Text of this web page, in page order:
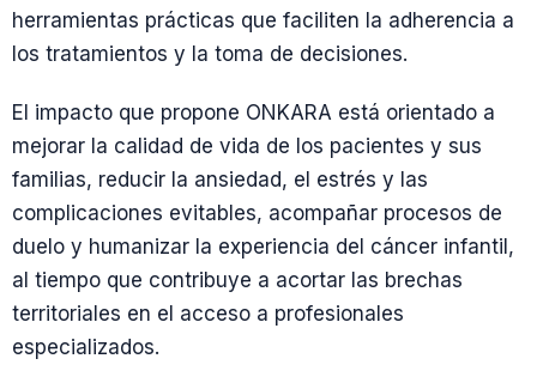
herramientas prácticas que faciliten la adherencia a
los tratamientos y la toma de decisiones.
El impacto que propone ONKARA está orientado a
mejorar la calidad de vida de los pacientes y sus
familias, reducir la ansiedad, el estrés y las
complicaciones evitables, acompañar procesos de
duelo y humanizar la experiencia del cáncer infantil,
al tiempo que contribuye a acortar las brechas
territoriales en el acceso a profesionales
especializados.